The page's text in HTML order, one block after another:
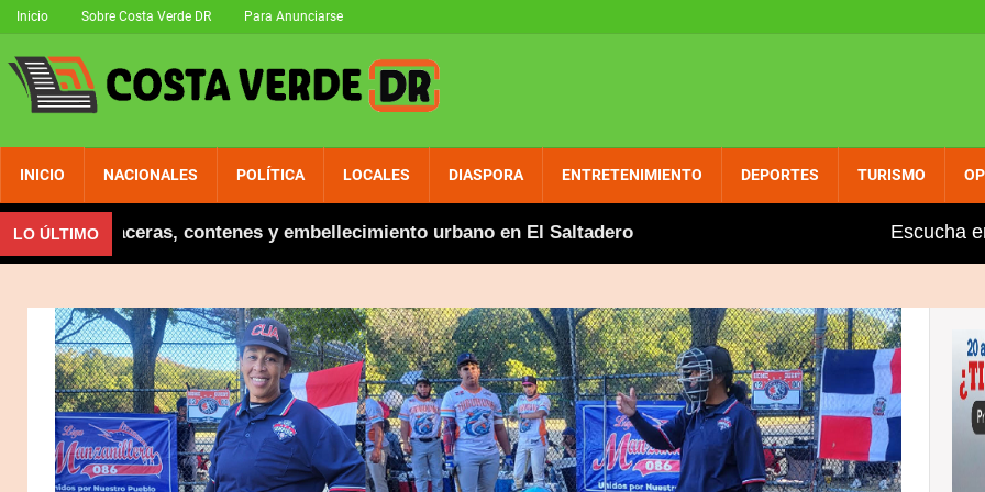
Inicio Sobre Costa Verde DR Para Anunciarse
INICIO NACIONALES POLÍTICA LOCALES DIASPORA ENTRETENIMIENTO DEPORTES TURISMO
LO ÚLTIMOaceras, contenes y embellecimiento urbano en El Saltadero Gobierno aumenta entre dos y tres
Escucha